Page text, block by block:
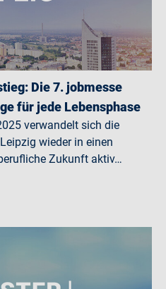
Die 7. jobmesse
für jede Lebensphase
verwandelt sich die
wieder in einen
Zukunft aktiv…